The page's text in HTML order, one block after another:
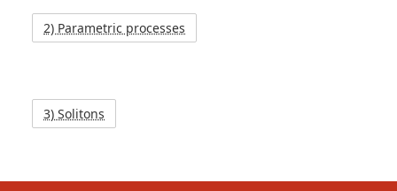
2) Parametric processes
3) Solitons